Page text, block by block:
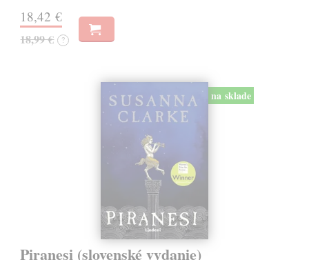
18,42 €
18,99 € ?
na sklade
Piranesi (slovenské vydanie)